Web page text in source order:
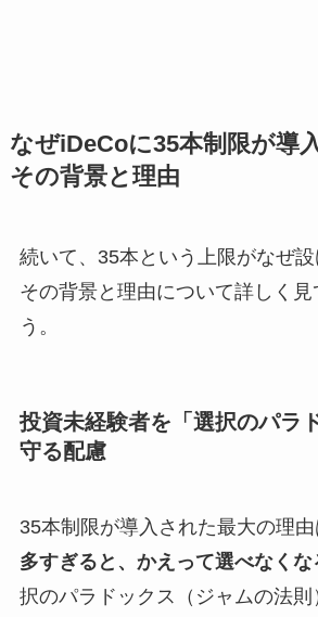
なぜiDeCoに35本制限が導
その背景と理由
続いて、35本という上限がなぜ設
その背景と理由について詳しく見
う。
投資未経験者を「選択のパラ
守る配慮
35本制限が導入された最大の理由
多すぎると、かえって選べなくな
択のパラドックス（ジャムの法